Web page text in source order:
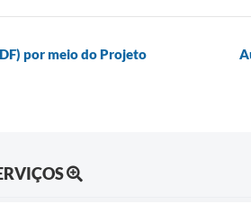
por meio do Projeto